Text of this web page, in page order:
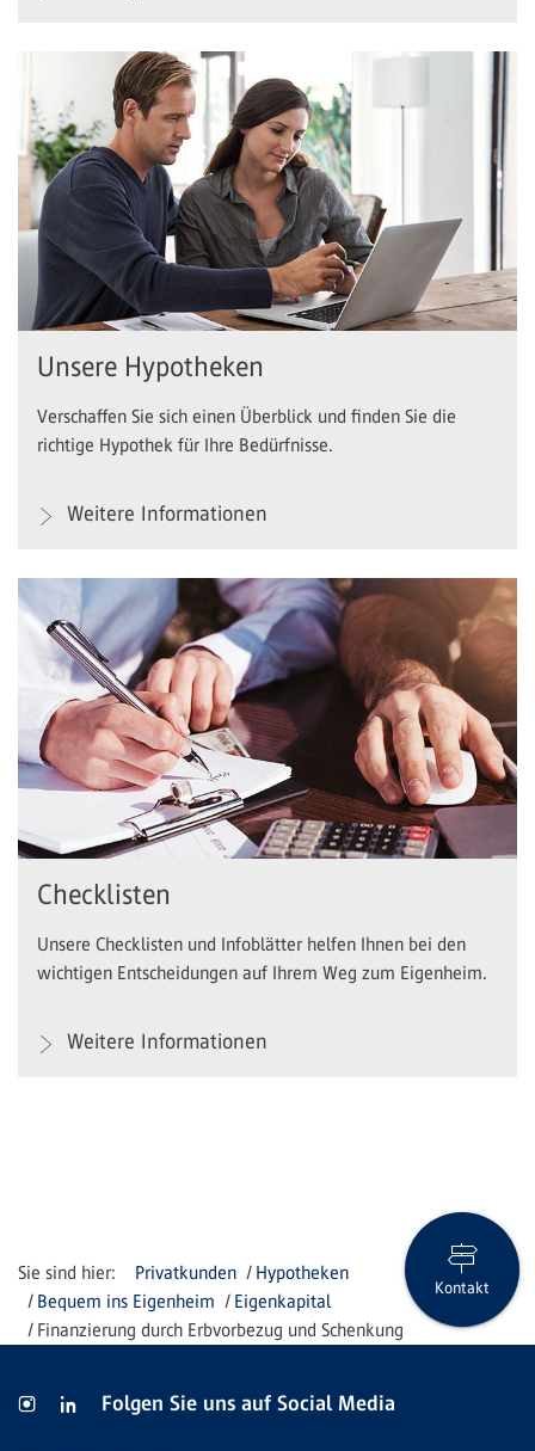
Unsere Hypotheken
Verschaffen Sie sich einen Überblick und finden Sie die
richtige Hypothek für Ihre Bedürfnisse.
Weitere Informationen
Checklisten
Unsere Checklisten und Infoblätter helfen Ihnen bei den
wichtigen Entscheidungen auf Ihrem Weg zum Eigenheim.
Weitere Informationen
Privatkunden
Hypotheken
Bequem ins Eigenheim
Eigenkapital
Finanzierung durch Erbvorbezug und Schenkung
Kontakt
Folgen Sie uns auf Social Media